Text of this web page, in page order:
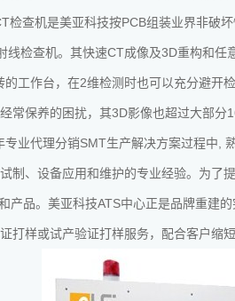
查机是美亚科技按PCB组装业界非破坏
线检查机。其快速CT成像及3D重构和
的工作台，在2维检测时也可以充分避开
常保养的困扰，其3D影像也超过大部分
代理分销SMT生产解决方案过程中,
制、设备应用和维护的专业经验。为了
产品。美亚科技ATS中心正是品牌重建
打样或试产验证打样服务，配合客户缩